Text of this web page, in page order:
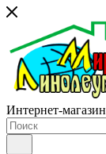
Интернет-магазин